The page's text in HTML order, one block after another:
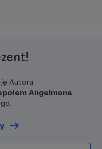
Autora
Angelmana